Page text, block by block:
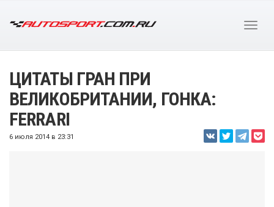
ЦИТАТЫ ГРАН ПРИ
ВЕЛИКОБРИТАНИИ, ГОНКА:
FERRARI
6 июля 2014 в 23:31